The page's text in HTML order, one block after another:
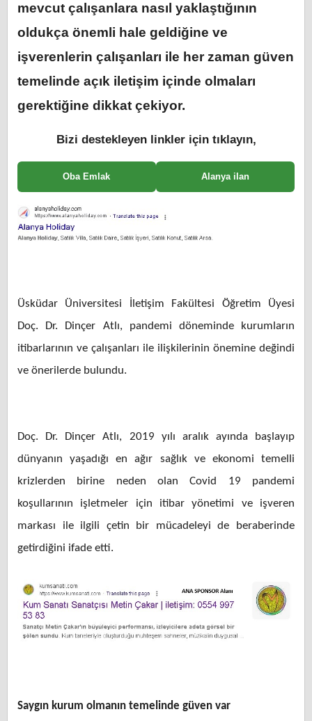
mevcut çalışanlara nasıl yaklaştığının
oldukça önemli hale geldiğine ve
işverenlerin çalışanları ile her zaman güven
temelinde açık iletişim içinde olmaları
gerektiğine dikkat çekiyor.
Bizi destekleyen linkler için tıklayın,
Oba Emlak Alanya ilan
Üsküdar Üniversitesi İletişim Fakültesi Öğretim Üyesi
Doç. Dr. Dinçer Atlı, pandemi döneminde kurumların
itibarlarının ve çalışanları ile ilişkilerinin önemine değindi
ve önerilerde bulundu.
Doç. Dr. Dinçer Atlı, 2019 yılı aralık ayında başlayıp
dünyanın yaşadığı en ağır sağlık ve ekonomi temelli
krizlerden birine neden olan Covid 19 pandemi
koşullarının işletmeler için itibar yönetimi ve işveren
markası ile ilgili çetin bir mücadeleyi de beraberinde
getirdiğini ifade etti.
Saygın kurum olmanın temelinde güven var